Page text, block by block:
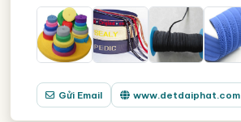
Gửi Email www.detdaiphat.com